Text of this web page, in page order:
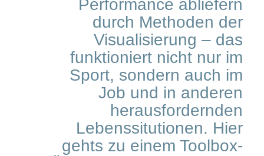
Performance abliefern
durch Methoden der
Visualisierung – das
funktioniert nicht nur im
Sport, sondern auch im
Job und in anderen
herausfordernden
Lebenssitutionen. Hier
gehts zu einem Toolbox-